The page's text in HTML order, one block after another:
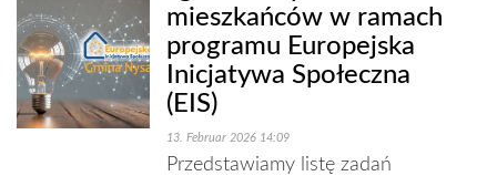
mieszkańców w ramach
programu Europejska
Inicjatywa Społeczna
(EIS)
13. Februar 2026 14:09
Przedstawiamy listę zadań